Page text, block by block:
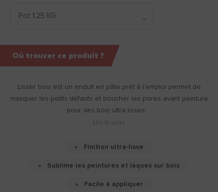
Lisser bois est un enduit en pâte prêt à l'emploi permet de
masquer les petits défauts et boucher les pores avant peinture
pour des bois ultra lisses ...
Finition ultra-lisse
Sublime les peintures et laques sur bois
Facile à appliquer
Où trouver ce produit ?